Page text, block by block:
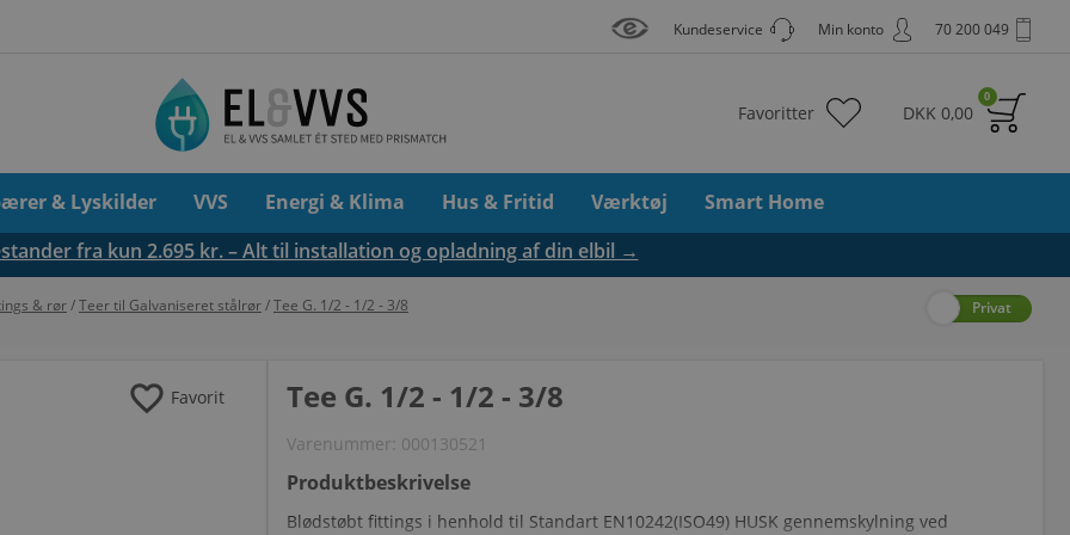
70 200 049
Min konto
Kundeservice
0
DKK 0,00
Favoritter
& Lyskilder VVS Energi & Klima Hus & Fritid Værktøj
Smart Home
fra kun 2.695 kr. – Alt til installation og opladning af din elbil →
& rør/Teer til Galvaniseret stålrør/Tee G. 1/2 - 1/2 - 3/8 Privat
favorite Favorit Tee G. 1/2 - 1/2 - 3/8
Varenummer: 000130521
Produktbeskrivelse
Blødstøbt fittings i henhold til Standart EN10242(ISO49) HUSK gennemskylning ved